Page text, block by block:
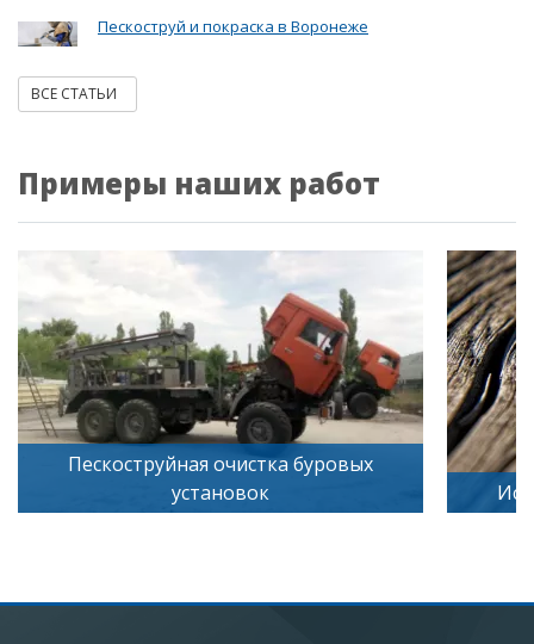
Пескоструй и покраска в Воронеже
ВСЕ СТАТЬИ
Примеры наших работ
очистка буровых
Искусственное